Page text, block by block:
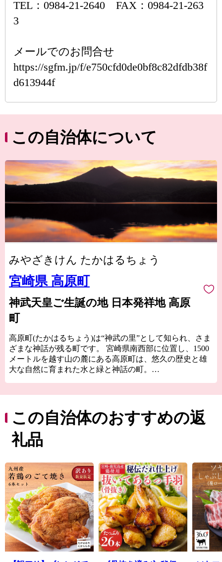
TEL：0984-21-2640 FAX：0984-21-263
3
メールでのお問合せ
https://sgfm.jp/f/e750cfd0de0bf8c82dfdb38f
d613944f
この自治体について
みやざきけん たかはるちょう
宮崎県 高原町
神武天皇ご生誕の地 日本発祥地 高原
町
高原町(たかはるちょう)は“神武の里”として知られ、さま
ざまな神話が残る町です。 宮崎県南西部に位置し、1500
メートルを越す山の麓にある高原町は、悠久の歴史と雄
大な自然に育まれた水と緑と神話の町。
す。 畜産の町でもあり、全国的にも評判な「宮崎牛」の
一大生産地。新鮮な野菜や果物の宝庫でもあり、霧島連
山の地中深くから湧き出す温泉は近隣では珍しい炭酸泉
をお楽しみいただけます。日本で初めて国立公園となっ
発信に努めています。
この自治体のおすすめの返
礼品